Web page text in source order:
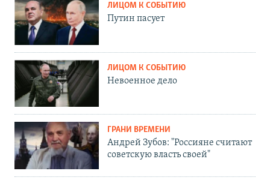
ЛИЦОМ К СОБЫТИЮ
Путин пасует
ЛИЦОМ К СОБЫТИЮ
Невоенное дело
ГРАНИ ВРЕМЕНИ
Андрей Зубов: "Россияне считают
советскую власть своей"